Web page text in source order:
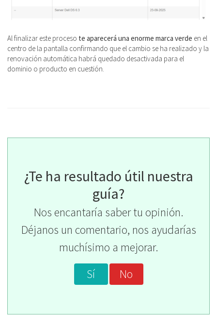
Al finalizar este proceso te aparecerá una enorme marca verde en el
centro de la pantalla confirmando que el cambio se ha realizado y la
renovación automática habrá quedado desactivada para el
dominio o producto en cuestión.
¿Te ha resultado útil nuestra
guía?
Nos encantaría saber tu opinión.
Déjanos un comentario, nos ayudarías
muchísimo a mejorar.
Sí
No